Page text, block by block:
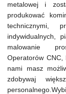
metalowej i
produkować
technicznymi,
indywidualnych,
malowanie
Operatorów CNC,
nami masz
zdobywaj